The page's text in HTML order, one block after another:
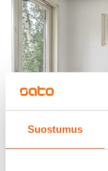
Suostumus